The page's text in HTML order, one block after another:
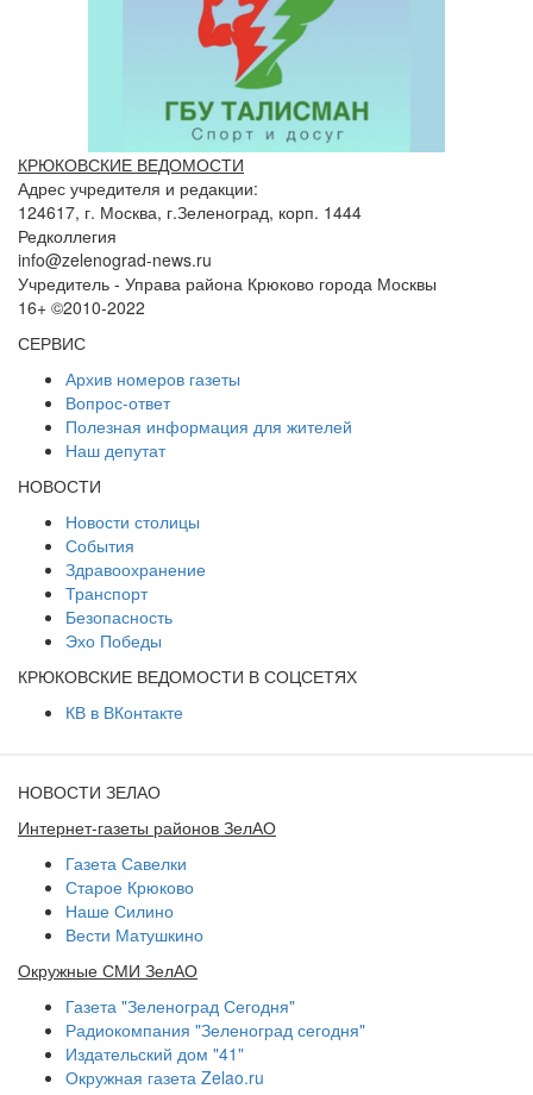
КРЮКОВСКИЕ ВЕДОМОСТИ
Адрес учредителя и редакции:
124617, г. Москва, г.Зеленоград, корп. 1444
Редколлегия
info@zelenograd-news.ru
Учредитель - Управа района Крюково города Москвы
16+ ©2010-2022
СЕРВИС
Архив номеров газеты
Вопрос-ответ
Полезная информация для жителей
Наш депутат
НОВОСТИ
Новости столицы
События
Здравоохранение
Транспорт
Безопасность
Эхо Победы
КРЮКОВСКИЕ ВЕДОМОСТИ В СОЦСЕТЯХ
КВ в ВКонтакте
НОВОСТИ ЗЕЛАО
Интернет-газеты районов ЗелАО
Газета Савелки
Старое Крюково
Наше Силино
Вести Матушкино
Окружные СМИ ЗелАО
Газета "Зеленоград Сегодня"
Радиокомпания "Зеленоград сегодня"
Издательский дом "41"
Окружная газета Zelao.ru